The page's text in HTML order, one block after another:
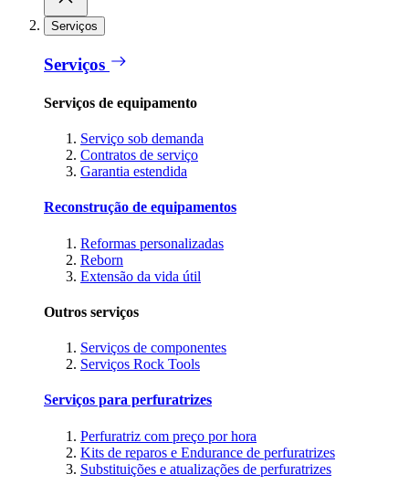
Serviços
Serviços
Serviços de equipamento
Serviço sob demanda
Contratos de serviço
Garantia estendida
Reconstrução de equipamentos
Reformas personalizadas
Reborn
Extensão da vida útil
Outros serviços
Serviços de componentes
Serviços Rock Tools
Serviços para perfuratrizes
Perfuratriz com preço por hora
Kits de reparos e Endurance de perfuratrizes
Substituições e atualizações de perfuratrizes